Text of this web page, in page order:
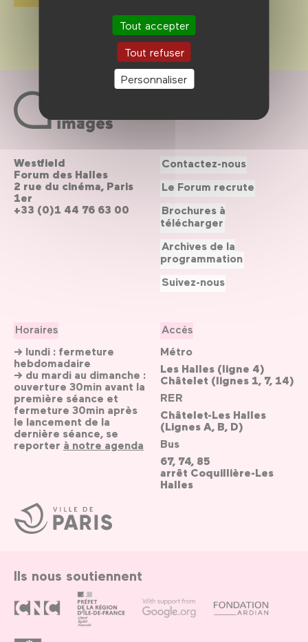
Tout accepter
Tout refuser
Personnaliser
Ville
de
Paris
Westfield
Forum des Halles
2 rue du cinéma, Paris
1er
+33 (0)1 44 76 63 00
Horaires
→ lundi : fermeture
hebdomadaire
→ du mardi au dimanche :
ouverture 30min avant la
première séance et
fermeture 30min après
le lancement de la
dernière séance, se
reporter à notre agenda
Accès
Métro
Les Halles (ligne 4)
Châtelet (lignes 1, 7, 14)
RER
Châtelet-Les Halles
(Lignes A, B, D)
Bus
67, 74, 85
arrêt Coquillière-Les
Halles
Contactez-nous
Le Forum recrute
Brochures à
télécharger
Archives de la
programmation
Suivez-nous
Ils nous soutiennent